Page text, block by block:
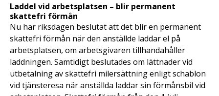
Laddel vid arbetsplatsen – blir permanent
skattefri förmån
Nu har riksdagen beslutat att det blir en permanent
skattefri förmån när den anställde laddar el på
arbetsplatsen, om arbetsgivaren tillhandahåller
laddningen. Samtidigt beslutades om lättnader vid
utbetalning av skattefri milersättning enligt schablon
vid tjänsteresa när anställda laddar sin förmånsbil vid